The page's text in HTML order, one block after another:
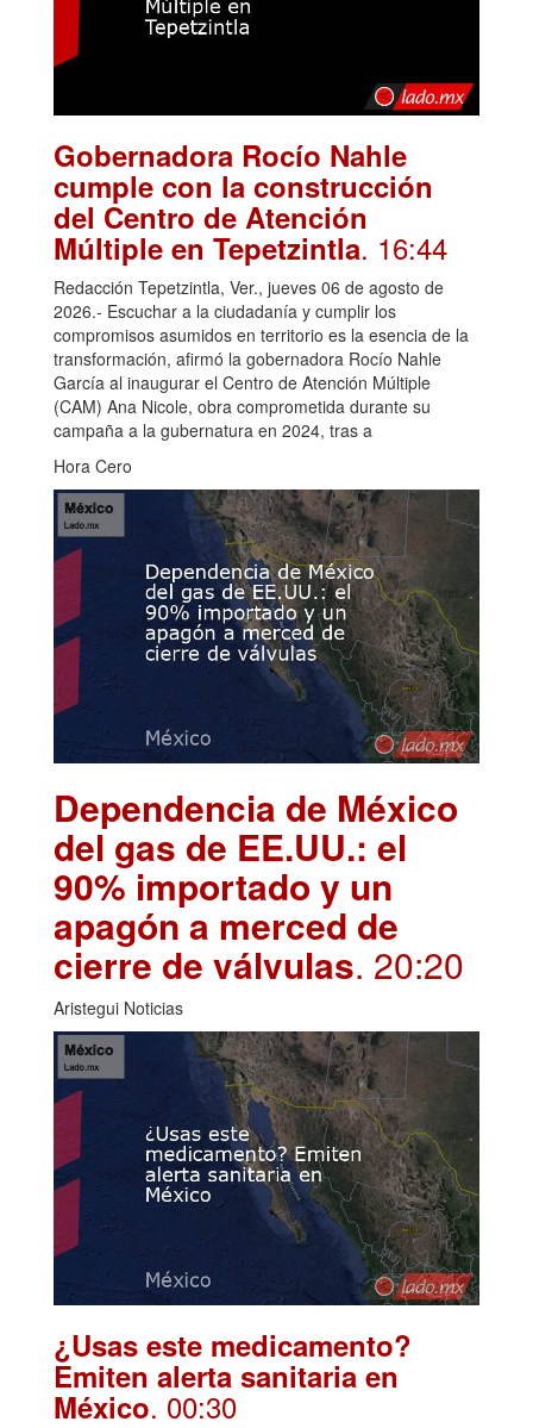
Gobernadora Rocío Nahle
cumple con la construcción
del Centro de Atención
Múltiple en Tepetzintla. 16:44
Redacción Tepetzintla, Ver., jueves 06 de agosto de
2026.- Escuchar a la ciudadanía y cumplir los
compromisos asumidos en territorio es la esencia de la
transformación, afirmó la gobernadora Rocío Nahle
García al inaugurar el Centro de Atención Múltiple
(CAM) Ana Nicole, obra comprometida durante su
campaña a la gubernatura en 2024, tras a
Hora Cero
Dependencia de México
del gas de EE.UU.: el
90% importado y un
apagón a merced de
cierre de válvulas. 20:20
Aristegui Noticias
¿Usas este medicamento?
Emiten alerta sanitaria en
México. 00:30